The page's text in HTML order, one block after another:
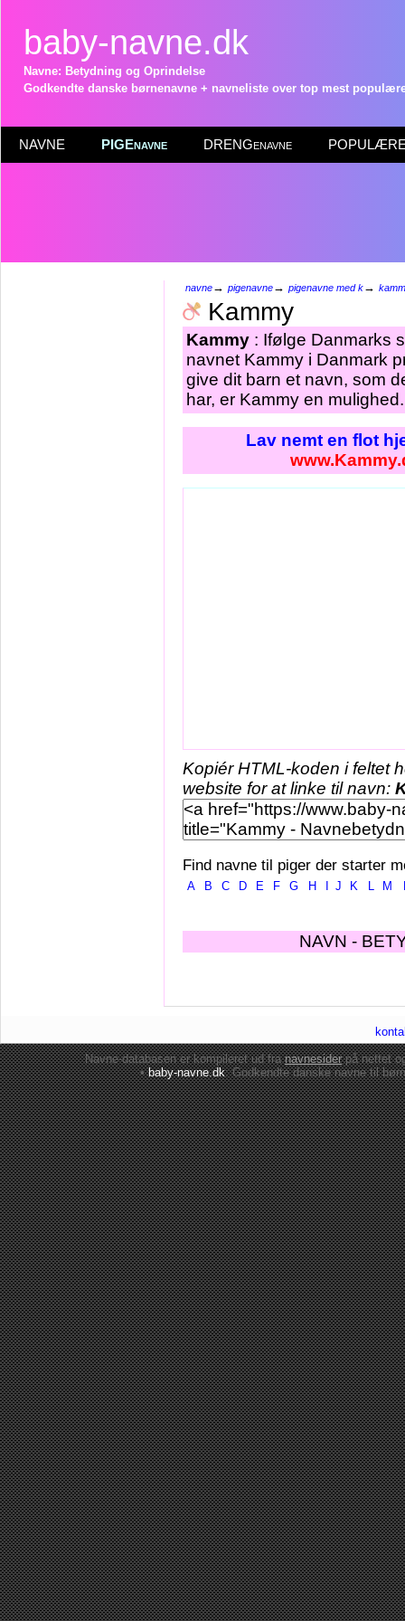
baby-navne.dk
Navne: Betydning og Oprindelse
Godkendte danske børnenavne + navneliste over top mest
NAVNE PIGEnavne DRENGenavne POPULÆRE
navne→ pigenavne→ pigenavne med k→
Kammy
Kammy : Ifølge Danmarks
navnet Kammy i Danmark
give dit barn et navn, som
har, er Kammy en mulighed.
Lav nemt en flot
Kopiér HTML-koden i feltet
website for at linke til navn:
Find navne til piger der starter
A B C D E F G H J K L M
NAVN -
Navne-databasen er kompileret ud franavnesiderpå nettet
•baby-navne.dk: Godkendte danskenavne til børn